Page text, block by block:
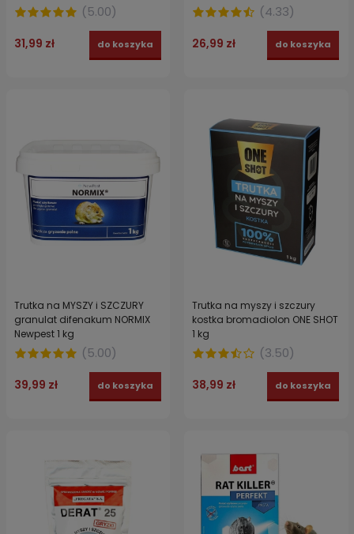
(5.00)
31,99 zł do koszyka
(4.33)
26,99 zł do koszyka
Trutka na MYSZY i SZCZURY
granulat difenakum NORMIX
Newpest 1 kg
(5.00)
39,99 zł do koszyka
Trutka na myszy i szczury
kostka bromadiolon ONE SHOT
1 kg
(3.50)
38,99 zł do koszyka